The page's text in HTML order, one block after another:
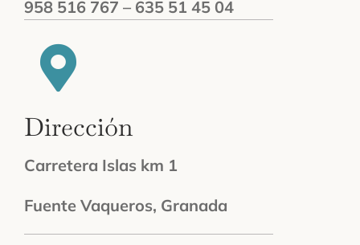
958 516 767 – 635 51 45 04
Dirección
Carretera Islas km 1
Fuente Vaqueros, Granada